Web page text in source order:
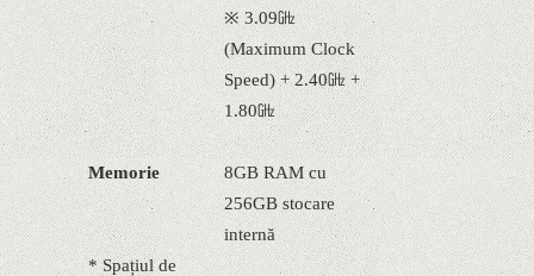
※ 3.09㎓
(Maximum Clock
Speed) + 2.40㎓ +
1.80㎓
Memorie
8GB RAM cu
256GB stocare
internă
* Spațiul de